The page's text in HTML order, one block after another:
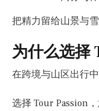
把精力留给山景与
为什么选择
在跨境与山区出行
选择 Tour Passion，